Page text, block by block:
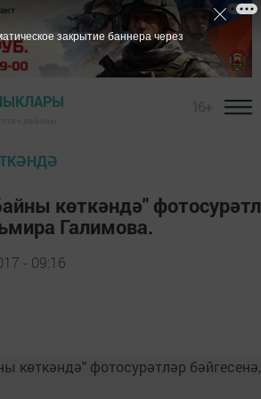
көткәндә"
Галимова.
- 09:16